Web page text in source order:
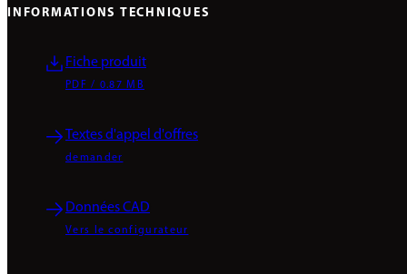
INFORMATIONS TECHNIQUES
Fiche produit
PDF / 0.87 MB
Textes d'appel d'offres
demander
Données CAD
Vers le configurateur